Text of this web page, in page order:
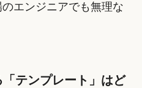
エンジニアでも無理な
テンプレート」はど